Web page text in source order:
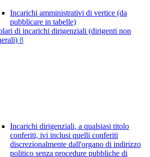
Incarichi amministrativi di vertice (da
pubblicare in tabelle)
di incarichi dirigenziali (dirigenti non
8
Incarichi dirigenziali, a qualsiasi titolo
conferiti, ivi inclusi quelli conferiti
discrezionalmente dall'organo di indirizzo
politico senza procedure pubbliche di